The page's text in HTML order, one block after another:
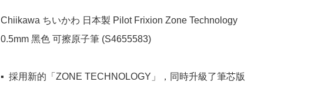
Chiikawa ちいかわ 日本製 Pilot Frixion Zone Technology
0.5mm 黑色 可擦原子筆 (S4655583)
▪️  採用新的「ZONE TECHNOLOGY」，同時升級了筆芯版